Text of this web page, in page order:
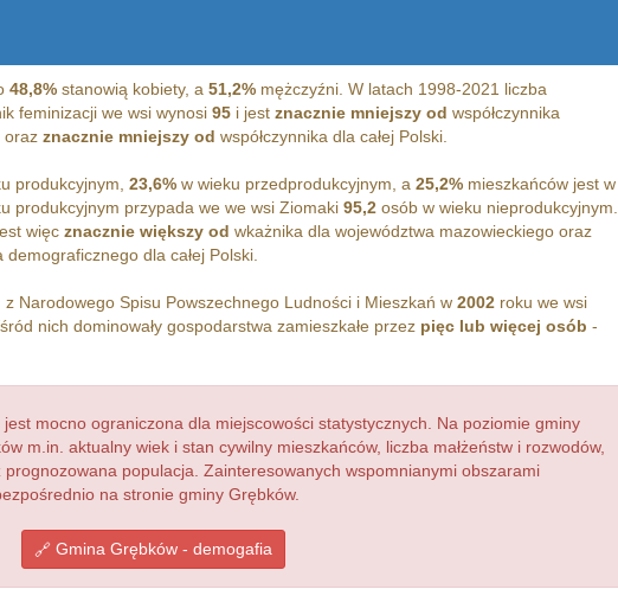
48,8%stanowią kobiety, a 51,2%mężczyźni. W latach 1998-2021 liczba
feminizacji we wsi wynosi 95i jest znacznie mniejszy od współczynnika
oraz znacznie mniejszy od współczynnika dla całej Polski.
produkcyjnym, 23,6%w wieku przedprodukcyjnym, a 25,2%mieszkańców jest w
produkcyjnym przypada we we wsi Ziomaki 95,2osób w wieku nieprodukcyjnym.
więc znacznie większy od wkażnika dla województwa mazowieckiego oraz
dla całej Polski.
Narodowego Spisu Powszechnego Ludności i Mieszkań w 2002roku we wsi
nich dominowały gospodarstwa zamieszkałe przez pięc lub więcej osób -
mocno ograniczona dla miejscowości statystycznych. Na poziomie gminy
m.in. aktualny wiek i stan cywilny mieszkańców, liczba małżeństw i rozwodów,
populacja. Zainteresowanych wspomnianymi obszarami
na stronie gminy Grębków.
Gmina Grębków - demogafia